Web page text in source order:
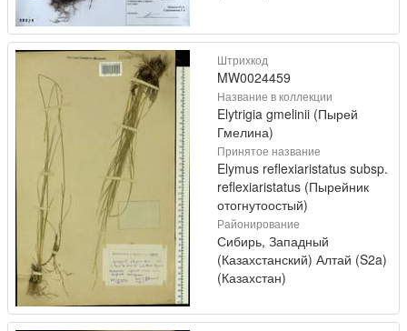
Штрихкод
MW0024459
Название в коллекции
Elytrigia gmelinii (Пырей
Гмелина)
Принятое название
Elymus reflexiaristatus subsp.
reflexiaristatus (Пырейник
отогнутоостый)
Районирование
Сибирь, Западный
(Казахстанский) Алтай (S2a)
(Казахстан)